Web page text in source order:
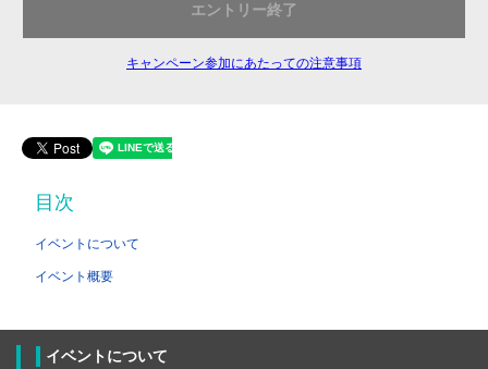
エントリー終了
キャンペーン参加にあたっての注意事項
目次
イベントについて
イベント概要
イベントについて